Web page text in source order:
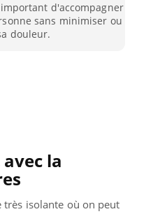
d'accompagner
sans minimiser ou
douleur.
la
isolante où on peut